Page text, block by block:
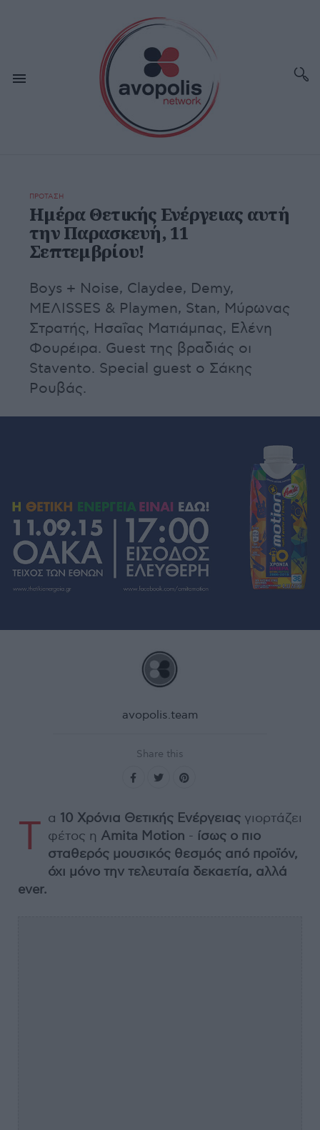
ΠΡΟΤΑΣΗ
Ημέρα Θετικής Ενέργειας αυτή
την Παρασκευή, 11
Σεπτεμβρίου!
Boys + Noise, Claydee, Demy,
ΜΕΛΙSSES & Playmen, Stan, Μύρωνας
Στρατής, Ησαΐας Ματιάμπας, Ελένη
Φουρέιρα. Guest της βραδιάς οι
Stavento. Special guest ο Σάκης
Ρουβάς.
avopolis.team
Share this
Τ α 10 Χρόνια Θετικής Ενέργειας γιορτάζει
φέτος η Amita Motion - ίσως ο πιο
σταθερός μουσικός θεσμός από προϊόν,
όχι μόνο την τελευταία δεκαετία, αλλά
ever.